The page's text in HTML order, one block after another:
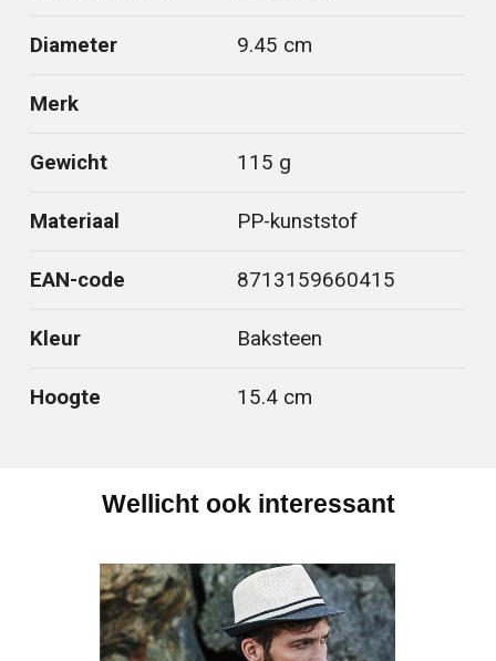
Diameter 9.45 cm
Merk
Gewicht 115 g
Materiaal PP-kunststof
EAN-code 8713159660415
Kleur Baksteen
Hoogte 15.4 cm
Wellicht ook interessant